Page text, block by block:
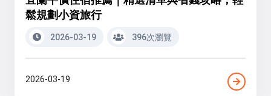
鬆規劃小資旅行
2026-03-19 396次瀏覽
2026-03-19